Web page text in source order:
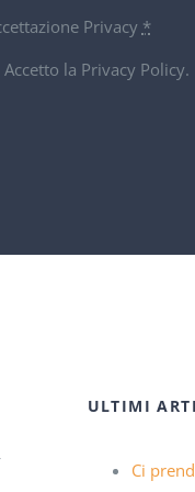
Privacy *
Accetto la Privacy
ULTIMI
Ci